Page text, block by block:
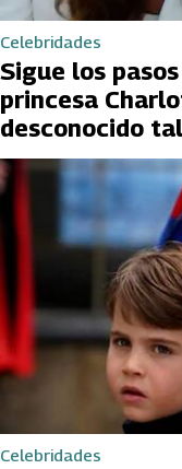
Celebridades
Sigue los
princesa
desconocido
Celebridades